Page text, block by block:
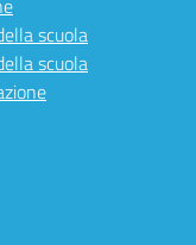
scuola
scuola